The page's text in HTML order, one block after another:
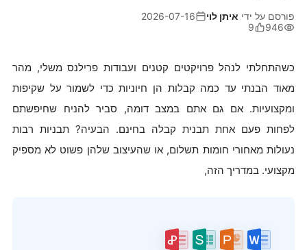
פורסם על ידי איתן לוי
2026-07-16
946
9
כשהתחלתי לנהל פרויקטים קטנים ועבודות פרילנס משלי, מהר
מאוד הבנתי עד כמה קבלות הן חיוניות כדי לשמור על שקיפות
ומקצועיות. אם גם אתם במצב דומה, סביר להניח שחיפשתם
לפחות פעם אחת תבנית קבלה בחינם. הבעיה? תבניות רבות
נעולות מאחורי חומות תשלום, או שהעיצוב שלהן פשוט לא מספיק
מקצועי. במדריך הזה,